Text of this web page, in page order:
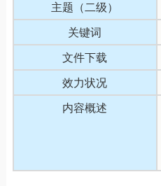
主题（二级）
关键词
文件下载
效力状况
内容概述